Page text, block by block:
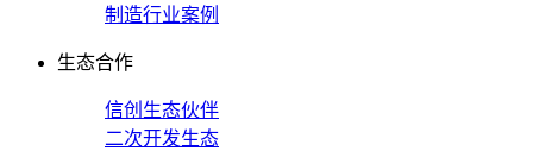
制造行业案例
生态合作
信创生态伙伴
二次开发生态